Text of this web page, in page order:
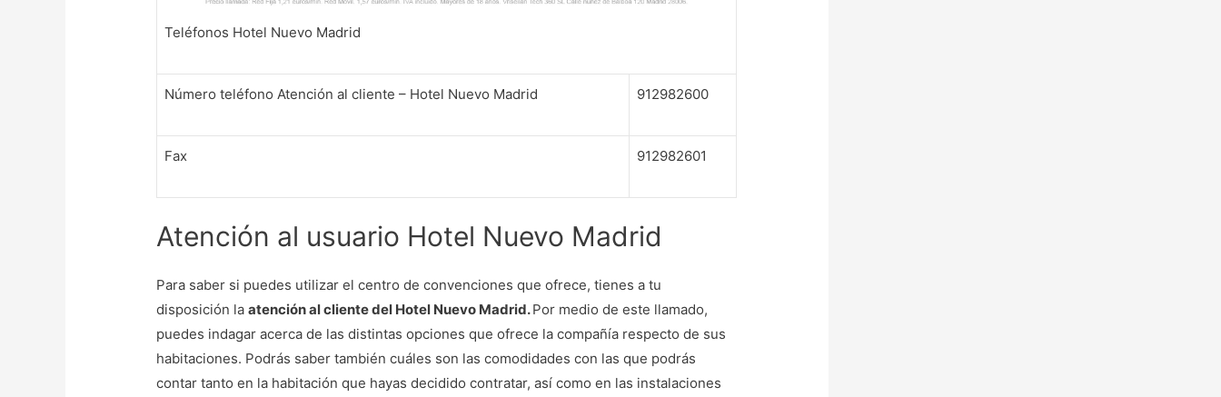
Teléfonos Hotel Nuevo Madrid
Número teléfono Atención al cliente – Hotel Nuevo Madrid 912982600
Fax 912982601
Atención al usuario Hotel Nuevo Madrid
Para saber si puedes utilizar el centro de convenciones que ofrece, tienes a tu
disposición laatención al cliente del Hotel Nuevo Madrid.Por medio de este llamado,
puedes indagar acerca de las distintas opciones que ofrece la compañía respecto de sus
habitaciones. Podrás saber también cuáles son las comodidades con las que podrás
contar tanto en la habitación que hayas decidido contratar, así como en las instalaciones